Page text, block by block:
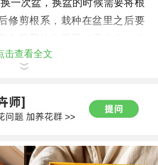
一次盆，换盆的时候需要将根
修剪根系，栽种在盆里之后要
击查看全文